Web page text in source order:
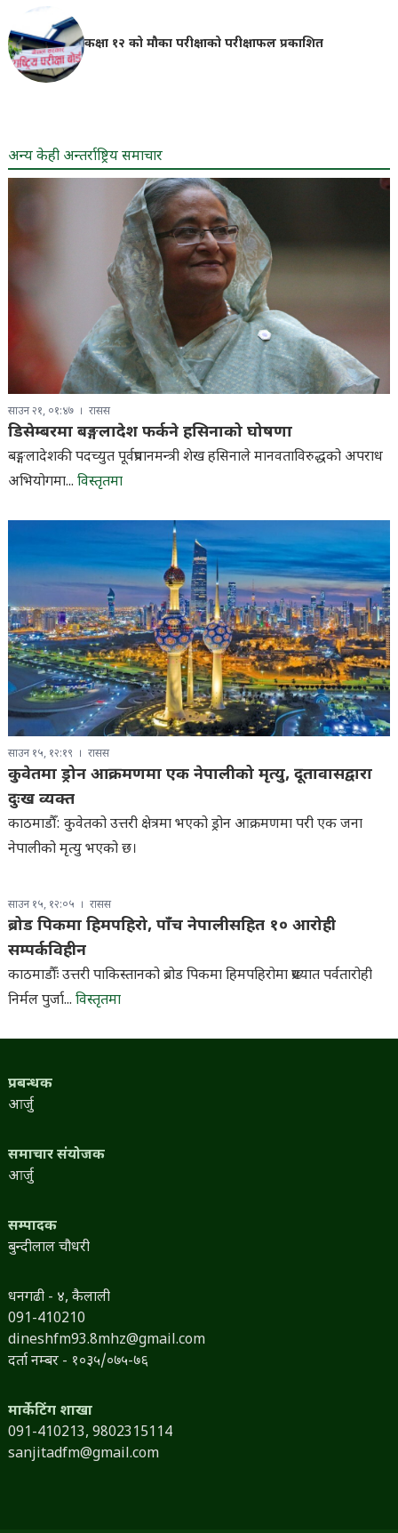
कक्षा १२ को मौका परीक्षाको परीक्षाफल प्रकाशित
अन्य केही अन्तर्राष्ट्रिय समाचार
साउन २१, ०१:४७ रासस
डिसेम्बरमा बङ्गलादेश फर्कने हसिनाको घोषणा
बङ्गलादेशकी पदच्युत पूर्वप्रधानमन्त्री शेख हसिनाले मानवताविरुद्धको अपराध
अभियोगमा... विस्तृतमा
साउन १५, १२:१९ रासस
कुवेतमा ड्रोन आक्रमणमा एक नेपालीको मृत्यु, दूतावासद्वारा
दुःख व्यक्त
काठमाडौँ: कुवेतको उत्तरी क्षेत्रमा भएको ड्रोन आक्रमणमा परी एक जना
नेपालीको मृत्यु भएको छ।
साउन १५, १२:०५ रासस
ब्रोड पिकमा हिमपहिरो, पाँच नेपालीसहित १० आरोही
सम्पर्कविहीन
काठमाडौँः उत्तरी पाकिस्तानको ब्रोड पिकमा हिमपहिरोमा प्रख्यात पर्वतारोही
निर्मल पुर्जा... विस्तृतमा
प्रबन्धक
आर्जु
समाचार संयोजक
आर्जु
सम्पादक
बुन्दीलाल चौधरी
धनगढी - ४, कैलाली
091-410210
dineshfm93.8mhz@gmail.com
दर्ता नम्बर - १०३५/०७५-७६
मार्केटिंग शाखा
091-410213, 9802315114
sanjitadfm@gmail.com